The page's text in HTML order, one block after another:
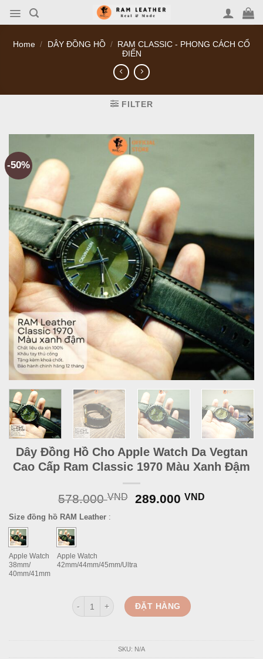
Home / DÂY ĐỒNG HỒ / RAM CLASSIC - PHONG CÁCH CỔ
ĐIỂN
FILTER
-50%
Dây Đồng Hồ Cho Apple Watch Da Vegtan
Cao Cấp Ram Classic 1970 Màu Xanh Đậm
578.000VND
Original
289.000VND
Size đồng hồ RAM Leather :
Apple Watch
38mm/
40mm/41mm
Apple Watch
42mm/44mm/45mm/Ultra
Dây Đồng Hồ Cho Apple Watch Da Vegtan Cao Cấp
ĐẶT HÀNG
SKU: N/A